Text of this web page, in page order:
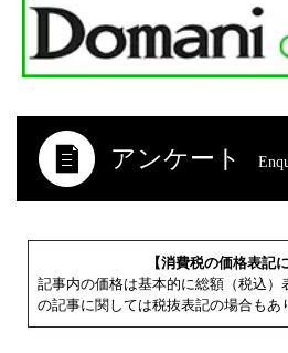
アンケート
【消費税の価格表記
記事内の価格は基本的に総額（税込）
の記事に関しては税抜表記の場合もあ